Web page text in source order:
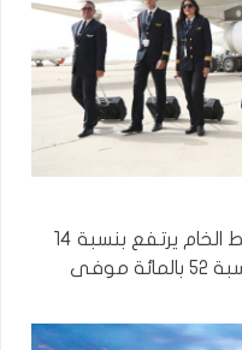
طاقة: الانتاج الوطني من النفط الخام يرتفع بنسبة 14
بالمائة ومن الغاز الطبيعي بنسبة 52 بالمائة موفى